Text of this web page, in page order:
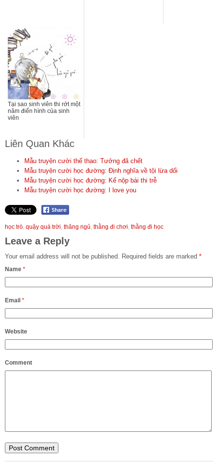
Tại sao sinh viên thi rớt một
năm điển hình của sinh
viên
Liên Quan Khác
Mẫu truyện cười thể thao: Tưởng đã chết
Mẫu truyện cười học đường: Định nghĩa về tội lừa dối
Mẫu truyện cười học đường: Kế nộp bài thi trễ
Mẫu truyện cười học đường: I love you
học trò, quậy quá trời, thăng ngủ, thằng đi chơi, thằng đi học
Leave a Reply
Your email address will not be published. Required fields are marked *
Name *
Email *
Website
Comment